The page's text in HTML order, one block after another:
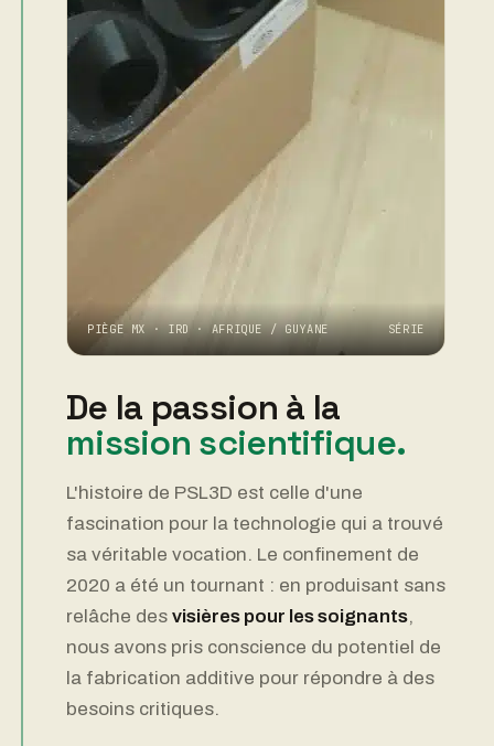
PIÈGE MX · IRD · AFRIQUE / GUYANE SÉRIE
De la passion à la
mission scientifique.
L'histoire de PSL3D est celle d'une
fascination pour la technologie qui a trouvé
sa véritable vocation. Le confinement de
2020 a été un tournant : en produisant sans
relâche des visières pour les soignants,
nous avons pris conscience du potentiel de
la fabrication additive pour répondre à des
besoins critiques.